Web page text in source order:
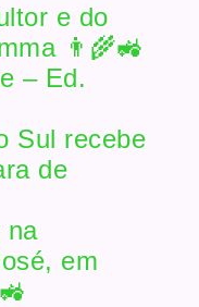
e do
👨‍🌾🚜
– Ed.
Sul recebe
de
na
em